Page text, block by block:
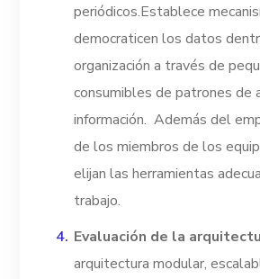
periódicos.Establece
democraticen los datos
organización a través de
consumibles de patrones de
información.Además del
de los miembros de los
elijan las herramientas
trabajo.
Evaluación de la
arquitectura modular,